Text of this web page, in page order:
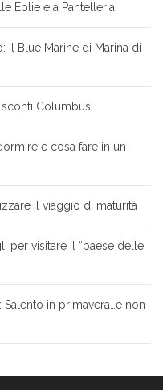
Eolie e a Pantelleria!
il Blue Marine di Marina di
Columbus
e cosa fare in un
il viaggio di maturità
per visitare il “paese delle
in primavera…e non